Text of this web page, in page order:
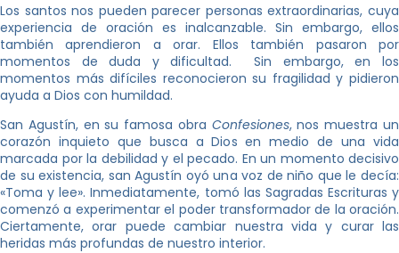
Los santos nos pueden parecer personas extraordinarias, cuya
experiencia de oración es inalcanzable. Sin embargo, ellos
también aprendieron a orar. Ellos también pasaron por
momentos de duda y dificultad. Sin embargo, en los
momentos más difíciles reconocieron su fragilidad y pidieron
ayuda a Dios con humildad.
San Agustín, en su famosa obra Confesiones, nos muestra un
corazón inquieto que busca a Dios en medio de una vida
marcada por la debilidad y el pecado. En un momento decisivo
de su existencia, san Agustín oyó una voz de niño que le decía:
«Toma y lee». Inmediatamente, tomó las Sagradas Escrituras y
comenzó a experimentar el poder transformador de la oración.
Ciertamente, orar puede cambiar nuestra vida y curar las
heridas más profundas de nuestro interior.